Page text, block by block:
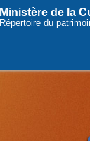
Ministère de la
Répertoire du